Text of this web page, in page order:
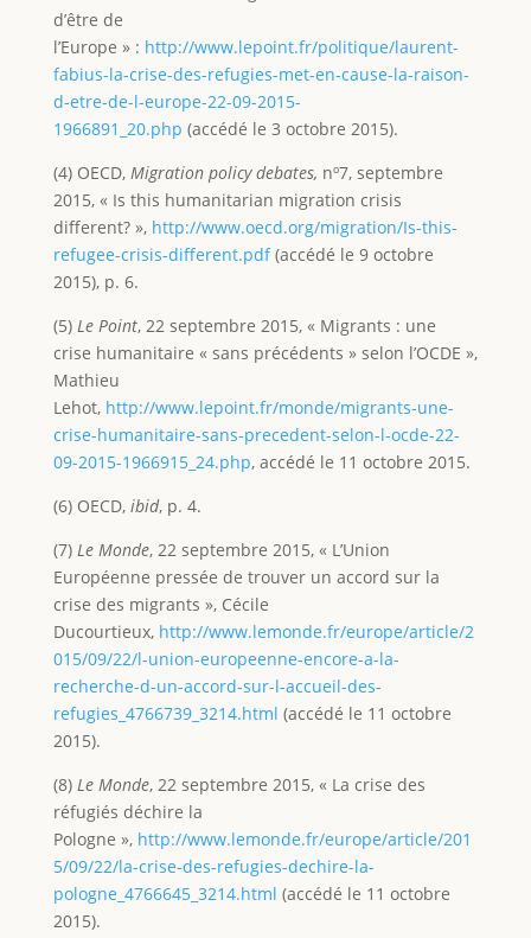
d’être de
l’Europe » : http://www.lepoint.fr/politique/laurent-
fabius-la-crise-des-refugies-met-en-cause-la-raison-
d-etre-de-l-europe-22-09-2015-
1966891_20.php (accédé le 3 octobre 2015).
(4) OECD, Migration policy debates, nº7, septembre
2015, « Is this humanitarian migration crisis
different? », http://www.oecd.org/migration/Is-this-
refugee-crisis-different.pdf(accédé le 9 octobre
2015), p. 6.
(5) Le Point, 22 septembre 2015, « Migrants : une
crise humanitaire « sans précédents » selon l’OCDE »,
Mathieu
Lehot, http://www.lepoint.fr/monde/migrants-une-
crise-humanitaire-sans-precedent-selon-l-ocde-22-
09-2015-1966915_24.php, accédé le 11 octobre 2015.
(6) OECD, ibid, p. 4.
(7) Le Monde, 22 septembre 2015, « L’Union
Européenne pressée de trouver un accord sur la
crise des migrants », Cécile
Ducourtieux, http://www.lemonde.fr/europe/article/2
015/09/22/l-union-europeenne-encore-a-la-
recherche-d-un-accord-sur-l-accueil-des-
refugies_4766739_3214.html (accédé le 11 octobre
2015).
(8) Le Monde, 22 septembre 2015, « La crise des
réfugiés déchire la
Pologne », http://www.lemonde.fr/europe/article/201
5/09/22/la-crise-des-refugies-dechire-la-
pologne_4766645_3214.html (accédé le 11 octobre
2015).